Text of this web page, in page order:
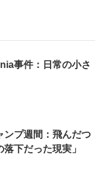
事件：日常の小さ
ンプ週間：飛んだつ
下だった現実」